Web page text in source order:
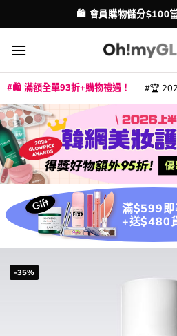
to
content
💳 支援消費券、FPS、八達通
🛍️ 滿額全單93折+購物禮遇！ 🏆
滿$599即
+送$480
-35%